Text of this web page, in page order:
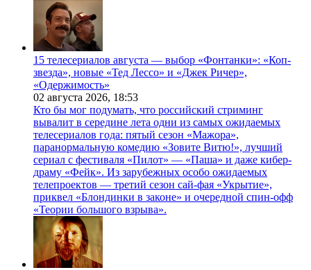
15 телесериалов августа — выбор «Фонтанки»: «Коп-
звезда», новые «Тед Лессо» и «Джек Ричер»,
«Одержимость»
02 августа 2026, 18:53
Кто бы мог подумать, что российский стриминг
вывалит в середине лета одни из самых ожидаемых
телесериалов года: пятый сезон «Мажора»,
паранормальную комедию «Зовите Витю!», лучший
сериал с фестиваля «Пилот» — «Паша» и даже кибер-
драму «Фейк». Из зарубежных особо ожидаемых
телепроектов — третий сезон сай-фая «Укрытие»,
приквел «Блондинки в законе» и очередной спин-офф
«Теории большого взрыва».